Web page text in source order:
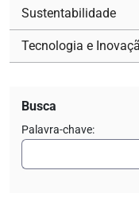
Sustentabilidade
Tecnologia e
Busca
Palavra-chave: